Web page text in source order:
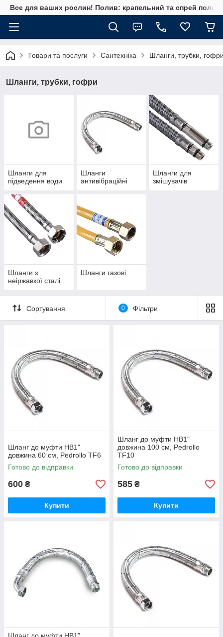
Все для ваших рослин! Полив: крапельний та спрей полив,
Товари та послуги Сантехніка Шланги, трубки,
Шланги, трубки, гофри
Шланги для
підведення води
Шланги
антивібраційні
Шланги для
змішувачів
Шланги з
неіржавкої сталі
Шланги газові
Сортування 0 Фільтри
Шланг до муфти НВ1"
довжина 60 см, Pedrollo TF6
Готово до відправки
600 ₴
Купити
Шланг до муфти НВ1"
довжина 100 см, Pedrollo
TF10
Готово до відправки
585 ₴
Купити